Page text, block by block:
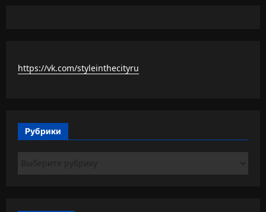
https://vk.com/styleinthecityru
Рубрики